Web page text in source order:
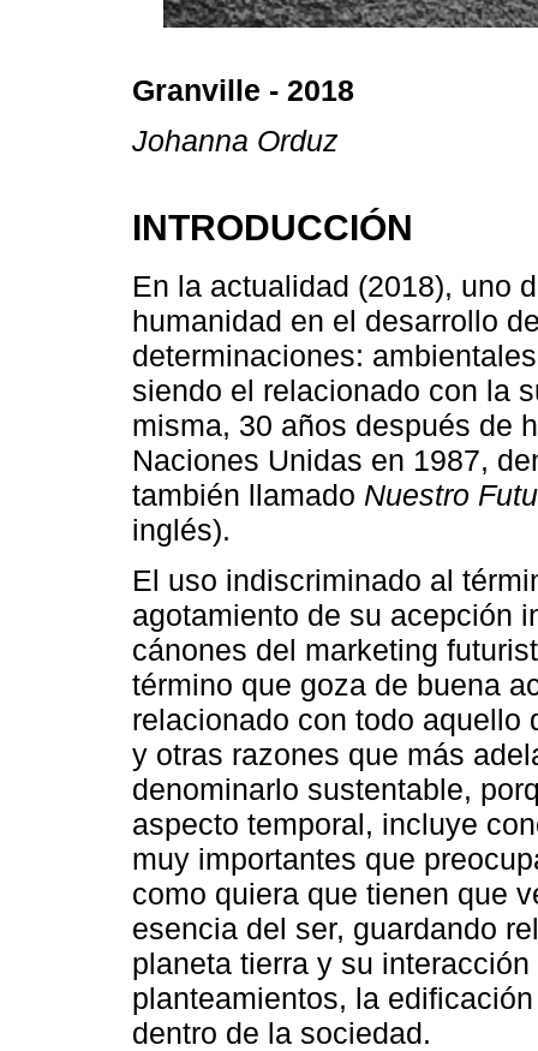
Granville - 2018
Johanna Orduz
INTRODUCCIÓN
En la actualidad (2018), uno
humanidad en el desarrollo
determinaciones:
siendo el relacionado con la
misma, 30 años después de
Naciones Unidas en 1987,
también llamado Nuestro
inglés).
El uso indiscriminado al
agotamiento de su acepción
cánones del marketing
término que goza de buena
relacionado con todo aquello
y otras razones que más
denominarlo sustentable,
aspecto temporal, incluye
muy importantes que
como quiera que tienen que
esencia del ser, guardando
planeta tierra y su
planteamientos, la
dentro de la sociedad.